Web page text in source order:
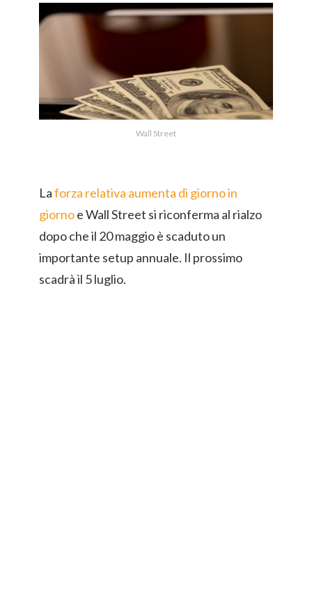
Wall Street
Laforza relativa aumenta di giorno in
giornoe Wall Street si riconferma al rialzo
dopo che il 20 maggio è scaduto un
importante setup annuale. Il prossimo
scadrà il 5 luglio.